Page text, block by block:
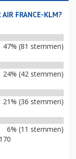
FRANCE-KLM?
47% (81 stemmen)
24% (42 stemmen)
21% (36 stemmen)
6% (11 stemmen)